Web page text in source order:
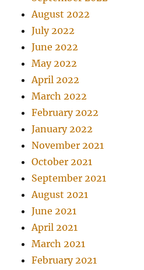
August 2022
July 2022
June 2022
May 2022
April 2022
March 2022
February 2022
January 2022
November 2021
October 2021
September 2021
August 2021
June 2021
April 2021
March 2021
February 2021